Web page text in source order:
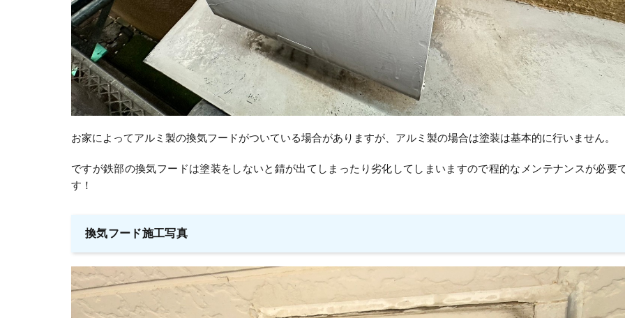
お家によってアルミ製の換気フードがついている場合がありますが、アルミ製の場合は塗装は基本的に行いません。
ですが鉄部の換気フードは塗装をしないと錆が出てしまったり劣化してしまいますので程的なメンテナンスが必要
す！
換気フード施工写真